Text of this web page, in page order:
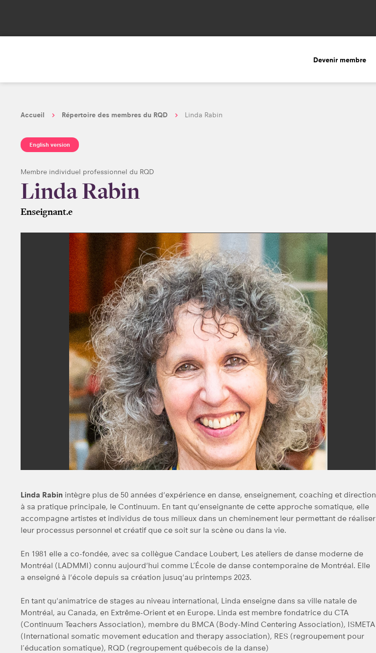
Devenir membre
Accueil Répertoire des membres du RQD Linda Rabin
English version
Membre individuel professionnel du RQD
Linda Rabin
Enseignant.e
Linda Rabin intègre plus de 50 années d'expérience en danse, enseignement, coaching et direction
à sa pratique principale, le Continuum. En tant qu'enseignante de cette approche somatique, elle
accompagne artistes et individus de tous milieux dans un cheminement leur permettant de réaliser
leur processus personnel et créatif que ce soit sur la scène ou dans la vie.
En 1981 elle a co-fondée, avec sa collègue Candace Loubert, Les ateliers de danse moderne de
Montréal (LADMMI) connu aujourd'hui comme L’École de danse contemporaine de Montréal. Elle
a enseigné à l'école depuis sa création jusuq'au printemps 2023.
En tant qu'animatrice de stages au niveau international, Linda enseigne dans sa ville natale de
Montréal, au Canada, en Extrême-Orient et en Europe. Linda est membre fondatrice du CTA
(Continuum Teachers Association), membre du BMCA (Body-Mind Centering Association), ISMETA
(International somatic movement education and therapy association), RES (regroupement pour
l’éducation somatique), RQD (regroupement québecois de la danse)